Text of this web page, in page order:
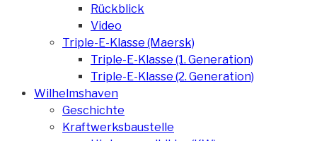
Rückblick
Video
Triple-E-Klasse (Maersk)
Triple-E-Klasse (1. Generation)
Triple-E-Klasse (2. Generation)
Wilhelmshaven
Geschichte
Kraftwerksbaustelle